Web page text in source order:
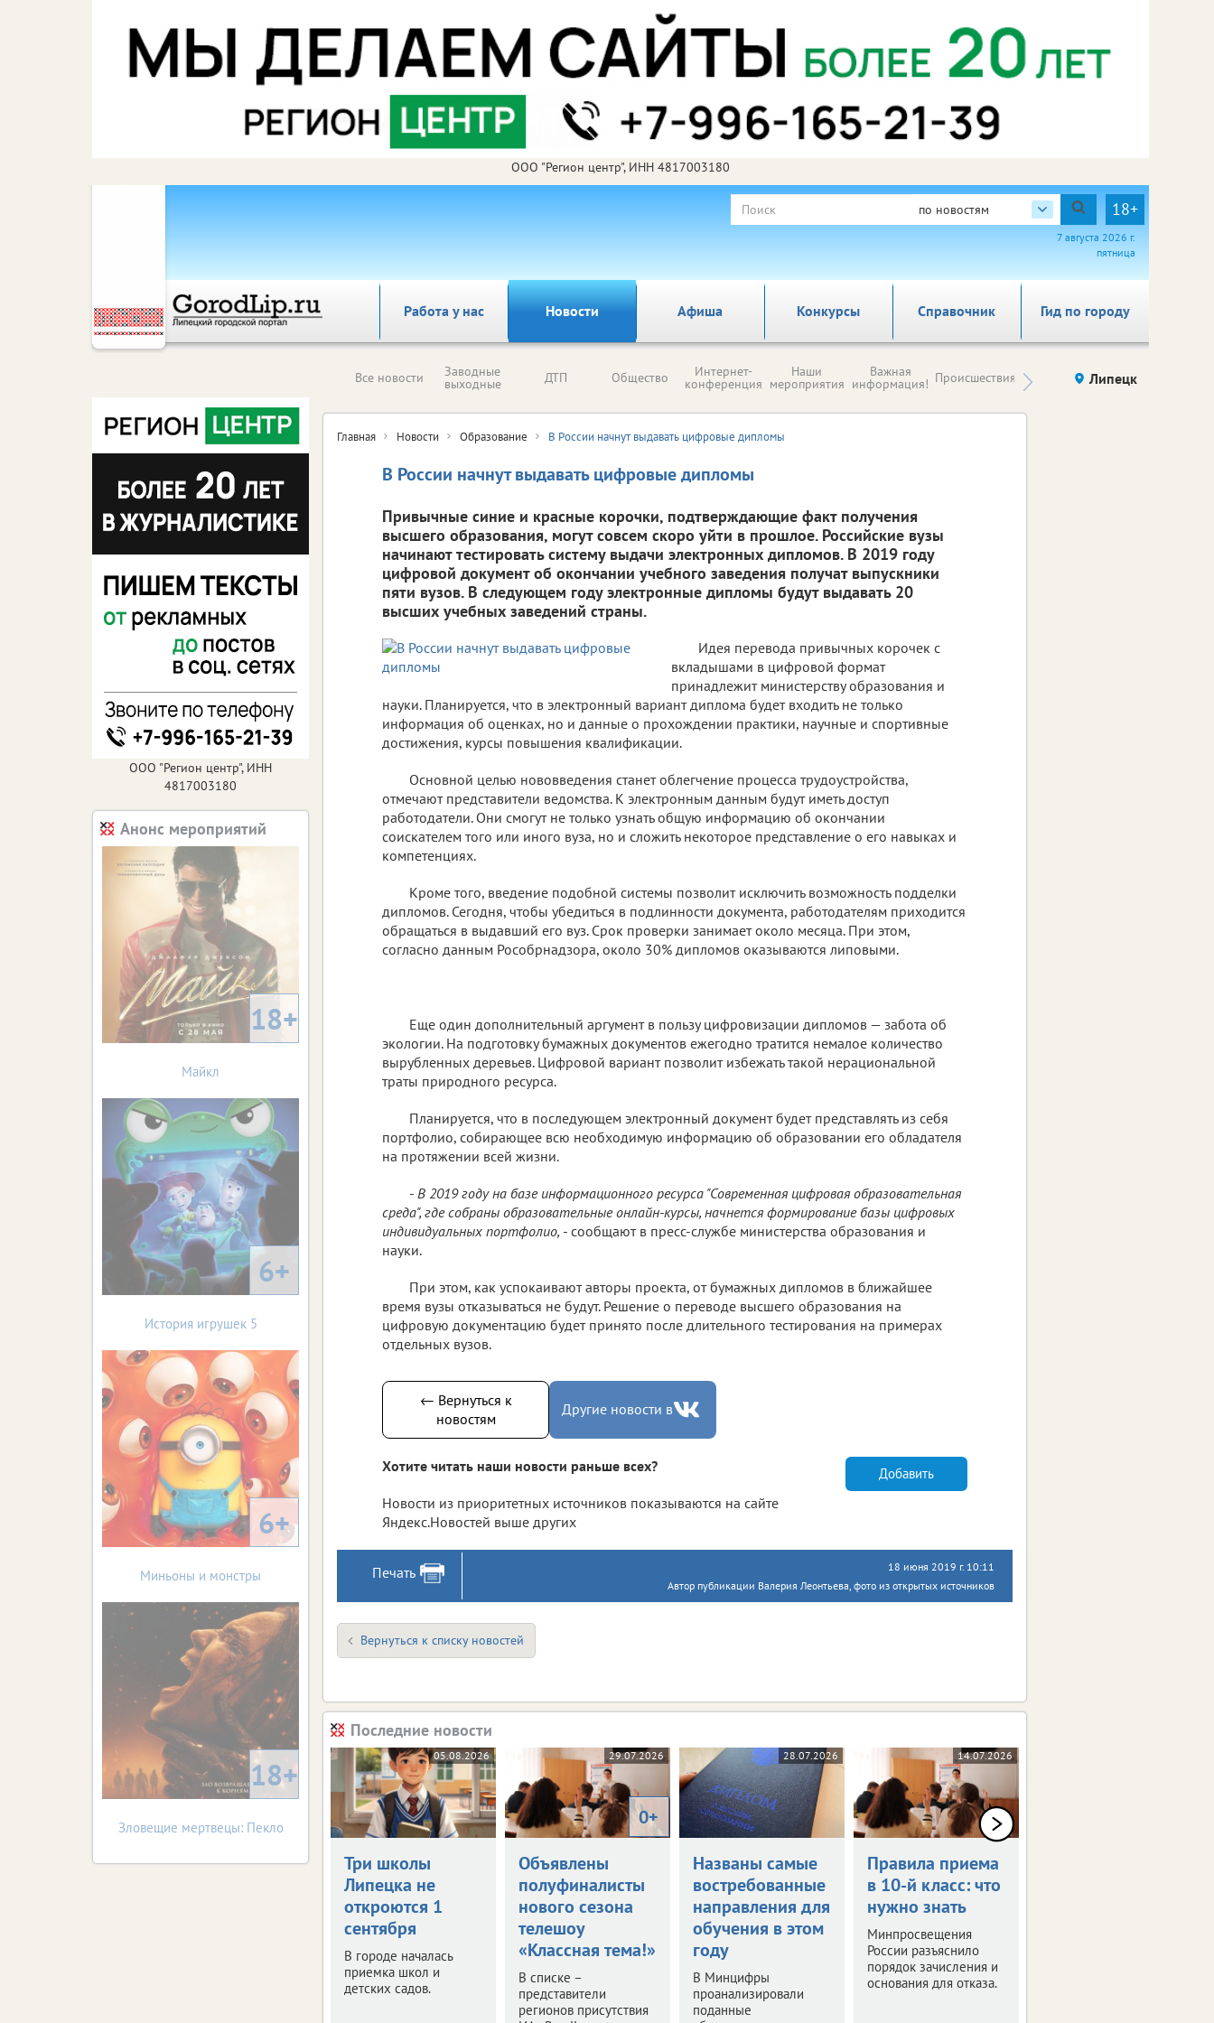
ООО "Регион центр", ИНН 4817003180
по новостям 18+
7 августа 2026 г.
пятница
Работа у нас Новости Афиша Справочник Гид по городу
Конкурсы
Все новости Заводные
выходные ДТП Общество Интернет-
конференция
Наши
мероприятия
Важная
информация! Происшествия Здоровье компаний (на
правах
Липецк
Главная Новости Образование В России начнут выдавать цифровые дипломы
В России начнут выдавать цифровые дипломы
Привычные синие и красные корочки, подтверждающие факт получения
высшего образования, могут совсем скоро уйти в прошлое. Российские вузы
начинают тестировать систему выдачи электронных дипломов. В 2019 году
цифровой документ об окончании учебного заведения получат выпускники
пяти вузов. В следующем году электронные дипломы будут выдавать 20
высших учебных заведений страны.
Идея перевода привычных корочек с
вкладышами в цифровой формат
принадлежит министерству образования и
науки. Планируется, что в электронный вариант диплома будет входить не только
информация об оценках, но и данные о прохождении практики, научные и спортивные
достижения, курсы повышения квалификации.
Основной целью нововведения станет облегчение процесса трудоустройства,
отмечают представители ведомства. К электронным данным будут иметь доступ
работодатели. Они смогут не только узнать общую информацию об окончании
соискателем того или иного вуза, но и сложить некоторое представление о его навыках и
компетенциях.
Кроме того, введение подобной системы позволит исключить возможность подделки
дипломов. Сегодня, чтобы убедиться в подлинности документа, работодателям приходится
обращаться в выдавший его вуз. Срок проверки занимает около месяца. При этом,
согласно данным Рособрнадзора, около 30% дипломов оказываются липовыми.
Еще один дополнительный аргумент в пользу цифровизации дипломов — забота об
экологии. На подготовку бумажных документов ежегодно тратится немалое количество
вырубленных деревьев. Цифровой вариант позволит избежать такой нерациональной
траты природного ресурса.
Планируется, что в последующем электронный документ будет представлять из себя
портфолио, собирающее всю необходимую информацию об образовании его обладателя
на протяжении всей жизни.
- В 2019 году на базе информационного ресурса "Современная цифровая образовательная
среда", где собраны образовательные онлайн-курсы, начнется формирование базы цифровых
индивидуальных портфолио, - сообщают в пресс-службе министерства образования и
науки.
При этом, как успокаивают авторы проекта, от бумажных дипломов в ближайшее
время вузы отказываться не будут. Решение о переводе высшего образования на
цифровую документацию будет принято после длительного тестирования на примерах
отдельных вузов.
← Вернуться к
новостям
Другие новости в
Хотите читать наши новости раньше всех?
Новости из приоритетных источников показываются на сайте
Яндекс.Новостей выше других
Добавить
Печать
18 июня 2019 г. 10:11
Автор публикации Валерия Леонтьева, фото из открытых источников
Вернуться к списку новостей
Последние новости
05.08.2026
Три школы
Липецка не
откроются 1
сентября
В городе началась
приемка школ и
детских садов.
29.07.2026
0+
Объявлены
полуфиналисты
нового сезона
телешоу
«Классная тема!»
В списке –
представители
регионов присутствия
28.07.2026
Названы самые
востребованные
направления для
обучения в этом
году
В Минцифры
проанализировали
поданные
14.07.2026
Правила приема
в 10-й класс: что
нужно знать
Минпросвещения
России разъяснило
порядок зачисления и
основания для отказа.
ООО "Регион центр", ИНН
4817003180
Анонс мероприятий
18+
Майкл
6+
История игрушек 5
6+
Миньоны и монстры
18+
Зловещие мертвецы: Пекло